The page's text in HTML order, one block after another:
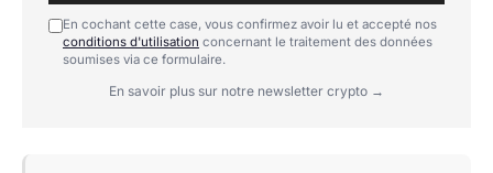
En cochant cette case, vous confirmez avoir lu et accepté nos
conditions d'utilisation concernant le traitement des données
soumises via ce formulaire.
En savoir plus sur notre newsletter crypto →